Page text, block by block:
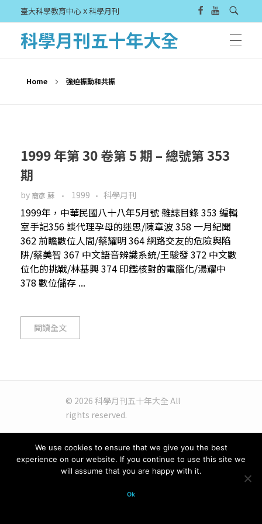
臺大科學教育中心 X 科學月刊
科學月刊五十年大全
Home 強迫振動和共振
1999 年第 30 卷第 5 期 – 總號第 353
期
by 裔彥 蘇 1999 科學月刊
1999年，中華民國八十八年5月號 雜誌目錄 353 編輯
室手記356 談代理孕母的迷思/陳章波 358 一月紀聞
362 前瞻數位人間/蔡耀明 364 網路交友的危險與陷
阱/蔡美智 367 中文語音辨識系統/王駿發 372 中文數
位化的挑戰/林基興 374 印鑑核對的電腦化/湯耀中
378 數位儲存 ...
閱讀全文
© 2026 科學月刊五十年大全 All
rights reserved.
We use cookies to ensure that we give you the best
experience on our website. If you continue to use this site we
will assume that you are happy with it.
Ok